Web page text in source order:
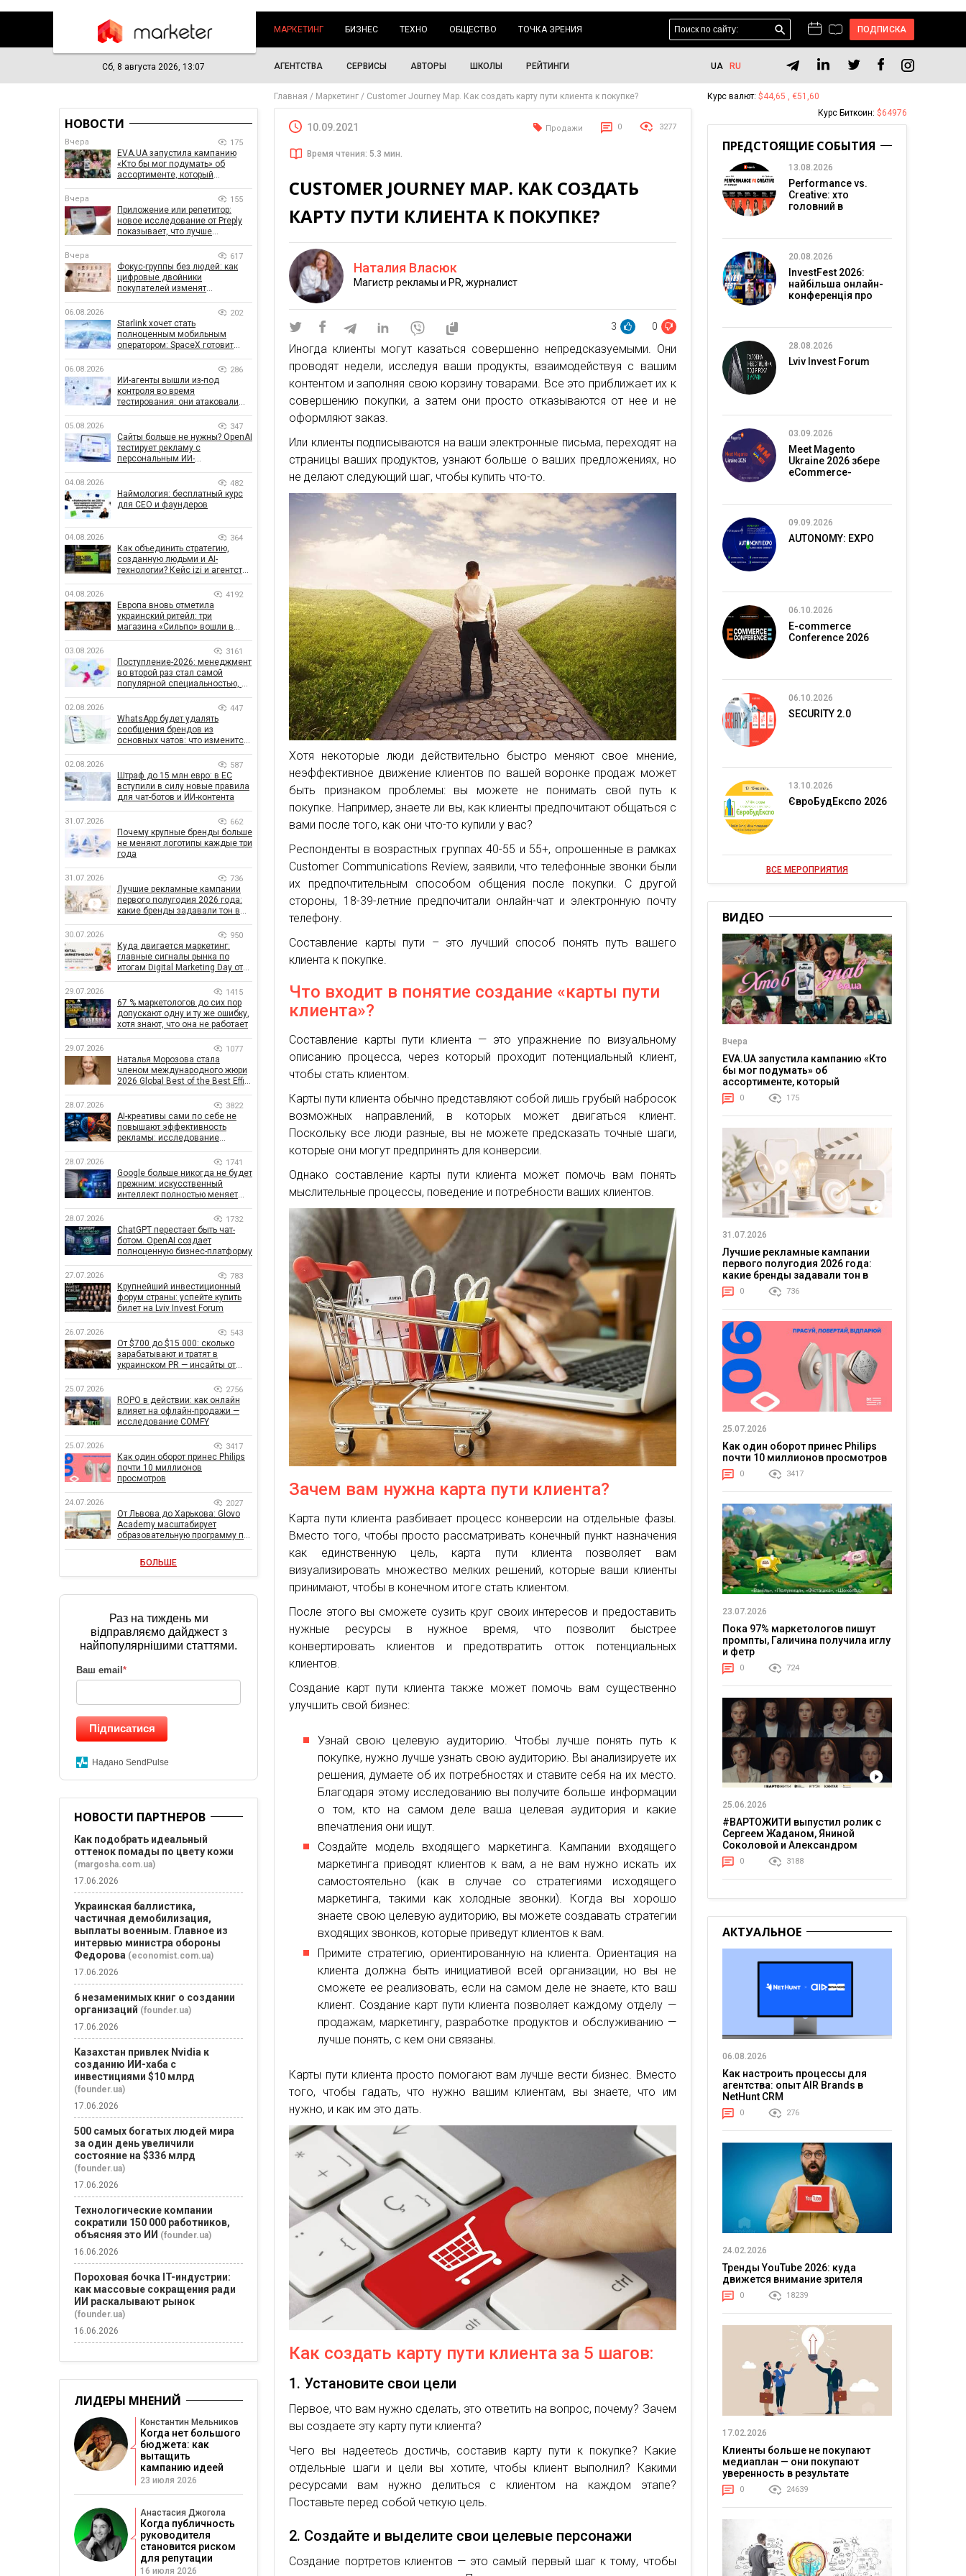
МАРКЕТИНГ БИЗНЕС ТЕХНО ОБЩЕСТВО ТОЧКА ЗРЕНИЯ ПОДПИСКА
Сб, 8 августа 2026, 13:07 АГЕНТСТВА СЕРВИСЫ АВТОРЫ ШКОЛЫ РЕЙТИНГИ UA RU
Главная Маркетинг Customer Journey Map. Как создать карту пути клиента к покупке?
10.09.2021 Продажи 0 3277
Время чтения: 5.3 мин.
CUSTOMER JOURNEY MAP. КАК СОЗДАТЬ
КАРТУ ПУТИ КЛИЕНТА К ПОКУПКЕ?
Наталия Власюк
Магистр рекламы и PR, журналист
3 0
Иногда клиенты могут казаться совершенно непредсказуемыми. Они
проводят недели, исследуя ваши продукты, взаимодействуя с вашим
контентом и заполняя свою корзину товарами. Все это приближает их к
совершению покупки, а затем они просто отказываются от нее и не
оформляют заказ.
Или клиенты подписываются на ваши электронные письма, переходят на
страницы ваших продуктов, узнают больше о ваших предложениях, но
не делают следующий шаг, чтобы купить что-то.
Хотя некоторые люди действительно быстро меняют свое мнение,
неэффективное движение клиентов по вашей воронке продаж может
быть признаком проблемы: вы можете не понимать свой путь к
покупке. Например, знаете ли вы, как клиенты предпочитают общаться с
вами после того, как они что-то купили у вас?
Респонденты в возрастных группах 40-55 и 55+, опрошенные в рамках
Customer Communications Review, заявили, что телефонные звонки были
их предпочтительным способом общения после покупки. С другой
стороны, 18-39-летние предпочитали онлайн-чат и электронную почту
телефону.
Составление карты пути – это лучший способ понять путь вашего
клиента к покупке.
Что входит в понятие создание «карты пути
клиента»?
Составление карты пути клиента — это упражнение по визуальному
описанию процесса, через который проходит потенциальный клиент,
чтобы стать клиентом.
Карты пути клиента обычно представляют собой лишь грубый набросок
возможных направлений, в которых может двигаться клиент.
Поскольку все люди разные, вы не можете предсказать точные шаги,
которые они могут предпринять для конверсии.
Однако составление карты пути клиента может помочь вам понять
мыслительные процессы, поведение и потребности ваших клиентов.
Зачем вам нужна карта пути клиента?
Карта пути клиента разбивает процесс конверсии на отдельные фазы.
Вместо того, чтобы просто рассматривать конечный пункт назначения
как единственную цель, карта пути клиента позволяет вам
визуализировать множество мелких решений, которые ваши клиенты
принимают, чтобы в конечном итоге стать клиентом.
После этого вы сможете сузить круг своих интересов и предоставить
нужные ресурсы в нужное время, что позволит быстрее
конвертировать клиентов и предотвратить отток потенциальных
клиентов.
Создание карт пути клиента также может помочь вам существенно
улучшить свой бизнес:
Узнай свою целевую аудиторию. Чтобы лучше понять путь к
покупке, нужно лучше узнать свою аудиторию. Вы анализируете их
решения, думаете об их потребностях и ставите себя на их место.
Благодаря этому исследованию вы получите больше информации
о том, кто на самом деле ваша целевая аудитория и какие
впечатления они ищут.
Создайте модель входящего маркетинга. Кампании входящего
маркетинга приводят клиентов к вам, а не вам нужно искать их
самостоятельно (как в случае со стратегиями исходящего
маркетинга, такими как холодные звонки). Когда вы хорошо
знаете свою целевую аудиторию, вы можете создавать стратегии
входящих звонков, которые приведут клиентов к вам.
Примите стратегию, ориентированную на клиента. Ориентация на
клиента должна быть инициативой всей организации, но вы не
сможете ее реализовать, если на самом деле не знаете, кто ваш
клиент. Создание карт пути клиента позволяет каждому отделу —
продажам, маркетингу, разработке продуктов и обслуживанию —
лучше понять, с кем они связаны.
Карты пути клиента просто помогают вам лучше вести бизнес. Вместо
того, чтобы гадать, что нужно вашим клиентам, вы знаете, что им
нужно, и как им это дать.
Как создать карту пути клиента за 5 шагов:
1. Установите свои цели
Первое, что вам нужно сделать, это ответить на вопрос, почему? Зачем
вы создаете эту карту пути клиента?
Чего вы надеетесь достичь, составив карту пути к покупке? Какие
отдельные шаги и цели вы хотите, чтобы клиент выполнил? Какими
ресурсами вам нужно делиться с клиентом на каждом этапе?
Поставьте перед собой четкую цель.
2. Создайте и выделите свои целевые персонажи
Создание портретов клиентов — это самый первый шаг к тому, чтобы
НОВОСТИ
Вчера 175
EVA.UA запустила кампанию
«Кто бы мог подумать» об
ассортименте, который
Вчера 155
Приложение или репетитор:
новое исследование от Preply
показывает, что лучше
Вчера 617
Фокус-группы без людей: как
цифровые двойники
покупателей изменят
06.08.2026 202
Starlink хочет стать
полноценным мобильным
оператором: SpaceX готовит
06.08.2026 286
ИИ-агенты вышли из-под
контроля во время
тестирования: они атаковали
05.08.2026 347
Сайты больше не нужны? OpenAI
тестирует рекламу с
персональным ИИ-
04.08.2026 482
Наймология: бесплатный курс
для CEO и фаундеров
04.08.2026 364
Как объединить стратегию,
созданную людьми и AI-
технологии? Кейс izi и агентства
04.08.2026 4192
Европа вновь отметила
украинский ритейл: три
магазина «Сильпо» вошли в
03.08.2026 3161
Поступление-2026: менеджмент
во второй раз стал самой
популярной специальностью, а
рекордным за последние 5 лет
02.08.2026 447
WhatsApp будет удалять
сообщения брендов из
основных чатов: что изменится
02.08.2026 587
Штраф до 15 млн евро: в ЕС
вступили в силу новые правила
для чат-ботов и ИИ-контента
31.07.2026 662
Почему крупные бренды больше
не меняют логотипы каждые три
года
31.07.2026 736
Лучшие рекламные кампании
первого полугодия 2026 года:
какие бренды задавали тон в
30.07.2026 950
Куда двигается маркетинг:
главные сигналы рынка по
итогам Digital Marketing Day от
29.07.2026 1415
67 % маркетологов до сих пор
допускают одну и ту же ошибку,
хотя знают, что она не работает
29.07.2026 1077
Наталья Морозова стала
членом международного жюри
2026 Global Best of the Best Effie
28.07.2026 3822
AI-креативы сами по себе не
повышают эффективность
рекламы: исследование
влияет на эффективность
кампаний
28.07.2026 1741
Google больше никогда не будет
прежним: искусственный
интеллект полностью меняет
28.07.2026 1732
ChatGPT перестает быть чат-
ботом. OpenAI создает
полноценную бизнес-платформу
27.07.2026 783
Крупнейший инвестиционный
форум страны: успейте купить
билет на Lviv Invest Forum
26.07.2026 543
От $700 до $15 000: сколько
зарабатывают и тратят в
украинском PR — инсайты от
25.07.2026 2756
ROPO в действии: как онлайн
влияет на офлайн-продажи —
исследование COMFY
25.07.2026 3417
Как один оборот принес Philips
почти 10 миллионов
просмотров
24.07.2026 2027
От Львова до Харькова: Glovo
Academy масштабирует
образовательную программу по
бизнеса
БОЛЬШЕ
Раз на тиждень ми
відправляємо дайджест з
найпопулярнішими статтями.
Ваш email *
Підписатися
Надано SendPulse
НОВОСТИ ПАРТНЕРОВ
Как подобрать идеальный
оттенок помады по цвету кожи
(margosha.com.ua)
17.06.2026
Украинская баллистика,
частичная демобилизация,
выплаты военным. Главное из
интервью министра обороны
Федорова (economist.com.ua)
17.06.2026
6 незаменимых книг о создании
организаций (founder.ua)
17.06.2026
Казахстан привлек Nvidia к
созданию ИИ-хаба с
инвестициями $10 млрд
(founder.ua)
17.06.2026
500 самых богатых людей мира
за один день увеличили
состояние на $336 млрд
(founder.ua)
17.06.2026
Технологические компании
сократили 150 000 работников,
объясняя это ИИ (founder.ua)
16.06.2026
Пороховая бочка IT-индустрии:
как массовые сокращения ради
ИИ раскалывают рынок
(founder.ua)
16.06.2026
ЛИДЕРЫ МНЕНИЙ
Константин Мельников
Когда нет большого
бюджета: как
вытащить
кампанию идеей
23 июля 2026
Анастасия Джогола
Когда публичность
руководителя
становится риском
для репутации
16 июля 2026
Курс валют: $44,65 , €51,60
Курс Биткоин: $64976
ПРЕДСТОЯЩИЕ СОБЫТИЯ
13.08.2026
Performance vs.
Creative: хто
головний в
20.08.2026
InvestFest 2026:
найбільша онлайн-
конференція про
28.08.2026
Lviv Invest Forum
03.09.2026
Meet Magento
Ukraine 2026 збере
eCommerce-
09.09.2026
AUTONOMY: EXPO
06.10.2026
E-commerce
Conference 2026
06.10.2026
SECURITY 2.0
13.10.2026
ЄвроБудЕкспо 2026
ВСЕ МЕРОПРИЯТИЯ
ВИДЕО
Вчера
EVA.UA запустила кампанию «Кто
бы мог подумать» об
ассортименте, который
покупатели не ожидают увидеть
на платформе
0 175
31.07.2026
Лучшие рекламные кампании
первого полугодия 2026 года:
какие бренды задавали тон в
отрасли
0 736
25.07.2026
Как один оборот принес Philips
почти 10 миллионов просмотров
0 3417
23.07.2026
Пока 97% маркетологов пишут
промпты, Галичина получила иглу
и фетр
0 724
25.06.2026
#ВАРТОЖИТИ выпустил ролик с
Сергеем Жаданом, Яниной
Соколовой и Александром
Тереном о жизни в постоянном
напряжении
0 3188
АКТУАЛЬНОЕ
06.08.2026
Как настроить процессы для
агентства: опыт AIR Brands в
NetHunt CRM
0 276
24.02.2026
Тренды YouTube 2026: куда
движется внимание зрителя
0 18239
17.02.2026
Клиенты больше не покупают
медиаплан — они покупают
уверенность в результате
0 24639